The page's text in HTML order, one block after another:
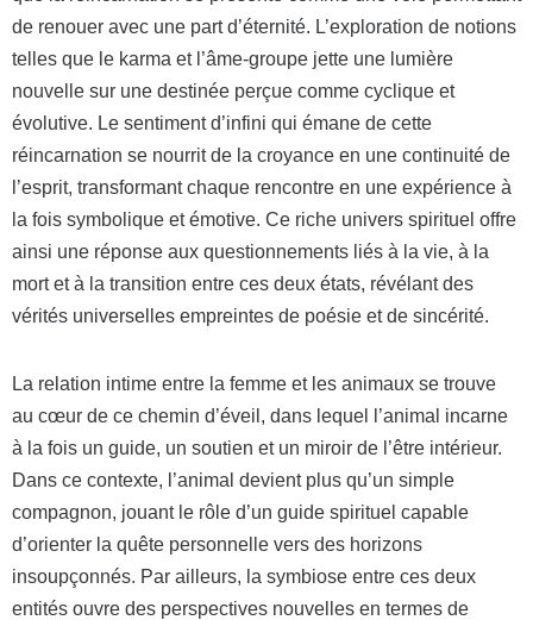
de renouer avec une part d’éternité. L’exploration de notions
telles que le karma et l’âme-groupe jette une lumière
nouvelle sur une destinée perçue comme cyclique et
évolutive. Le sentiment d’infini qui émane de cette
réincarnation se nourrit de la croyance en une continuité de
l’esprit, transformant chaque rencontre en une expérience à
la fois symbolique et émotive. Ce riche univers spirituel offre
ainsi une réponse aux questionnements liés à la vie, à la
mort et à la transition entre ces deux états, révélant des
vérités universelles empreintes de poésie et de sincérité.
La relation intime entre la femme et les animaux se trouve
au cœur de ce chemin d’éveil, dans lequel l’animal incarne
à la fois un guide, un soutien et un miroir de l’être intérieur.
Dans ce contexte, l’animal devient plus qu’un simple
compagnon, jouant le rôle d’un guide spirituel capable
d’orienter la quête personnelle vers des horizons
insoupçonnés. Par ailleurs, la symbiose entre ces deux
entités ouvre des perspectives nouvelles en termes de